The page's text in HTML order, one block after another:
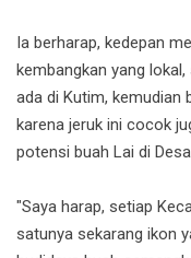
Ia berharap, kedepan
kembangkan yang
ada di Kutim, kemudian
karena jeruk ini cocok
potensi buah Lai di
"Saya harap, setiap
satunya sekarang ikon